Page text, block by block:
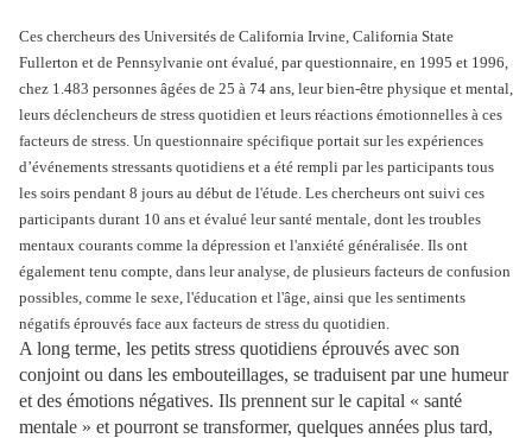
Ces chercheurs des Universités de California Irvine, California State
Fullerton et de Pennsylvanie ont évalué, par questionnaire, en 1995 et 1996,
chez 1.483 personnes âgées de 25 à 74 ans, leur bien-être physique et mental,
leurs déclencheurs de stress quotidien et leurs réactions émotionnelles à ces
facteurs de stress. Un questionnaire spécifique portait sur les expériences
d’événements stressants quotidiens et a été rempli par les participants tous
les soirs pendant 8 jours au début de l'étude. Les chercheurs ont suivi ces
participants durant 10 ans et évalué leur santé mentale, dont les troubles
mentaux courants comme la dépression et l'anxiété généralisée. Ils ont
également tenu compte, dans leur analyse, de plusieurs facteurs de confusion
possibles, comme le sexe, l'éducation et l'âge, ainsi que les sentiments
négatifs éprouvés face aux facteurs de stress du quotidien.
A long terme, les petits stress quotidiens éprouvés avec son
conjoint ou dans les embouteillages, se traduisent par une humeur
et des émotions négatives. Ils prennent sur le capital « santé
mentale » et pourront se transformer, quelques années plus tard,